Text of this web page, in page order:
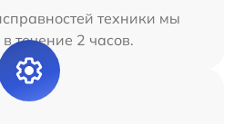
техники мы
течение 2 часов.